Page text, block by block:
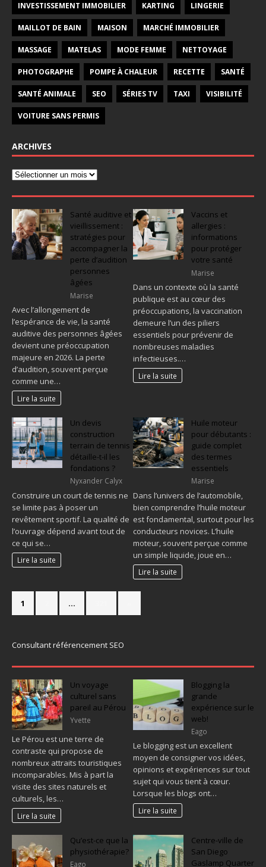
INVESTISSEMENT IMMOBILIER KARTING LINGERIE
MAILLOT DE BAIN MAISON MARCHÉ IMMOBILIER
MASSAGE MATELAS MODE FEMME NETTOYAGE
PHOTOGRAPHE POMPE À CHALEUR RECETTE SANTÉ
SANTÉ ANIMALE SEO SÉRIES TV TAXI VISIBILITÉ
VOITURE SANS PERMIS
ARCHIVES
Santé auditive et
vieillissement :
stratégies pour
accompagner la
perte d’audition
personnes
âgées
Marise
Avec l’allongement de
l’espérance de vie, la santé
auditive des personnes âgées
devient une préoccupation
majeure en 2026. La perte
d’audition, souvent perçue
comme une…
Lire la suite
Vaccins et
allergies :
informations
pour protéger
votre santé
Marise
Dans un contexte où la santé
publique est au cœur des
préoccupations, la vaccination
demeure l’un des piliers
essentiels pour prévenir de
nombreuses maladies
infectieuses.…
Lire la suite
Un devis
construction
terrain de tennis
détaille-t-il les
fondations ?
Nyxander Calyx
Construire un court de tennis ne
se limite pas à poser un
revêtement sportif. La qualité de
l’ouvrage dépend avant tout de
ce qui se…
Lire la suite
Huile moteur
pour débutants :
guide complet
des termes
essentiels
Marise
Dans l’univers de l’automobile,
bien comprendre l’huile moteur
est fondamental, surtout pour les
conducteurs novices. L’huile
moteur, souvent perçue comme
un simple liquide, joue en…
Lire la suite
1 …
Consultant référencement SEO
Un voyage
culturel sans
pareil au Pérou
Yvette
Le Pérou est une terre de
contraste qui propose de
nombreux attraits touristiques
incomparables. Mis à part la
visite des sites naturels et
culturels, les…
Lire la suite
Blogging la
grande
expérience sur le
web!
Eago
Le blogging est un excellent
moyen de consigner vos idées,
opinions et expériences sur tout
sujet qui vous tient à cœur.
Lorsque les blogs ont…
Lire la suite
Qu’est-ce que la
physiothérapie?
Eago
Centre-ville de
San Diego
Gaslamp Quarter